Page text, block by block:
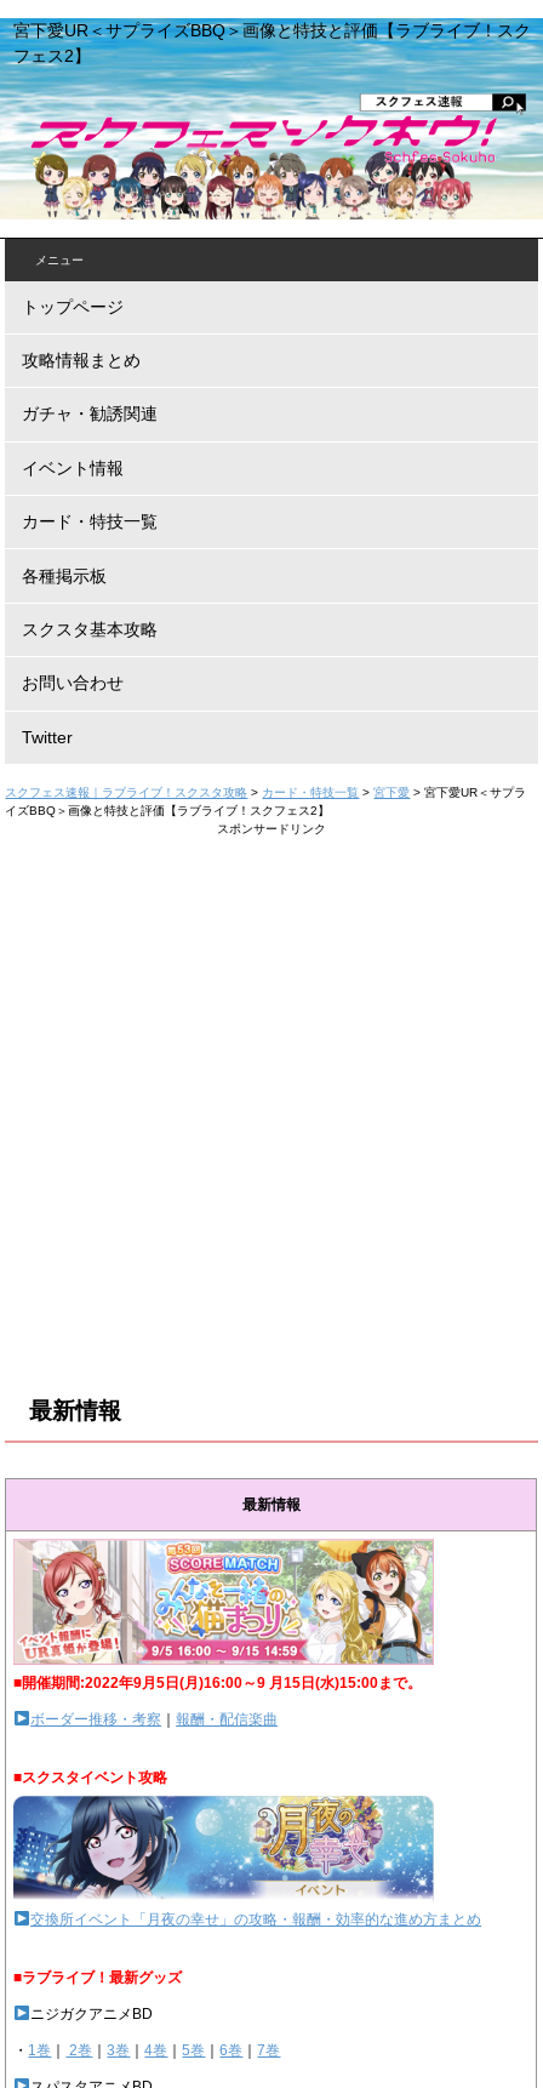
宮下愛UR＜サプライズBBQ＞画像と特技と評価【ラブライブ！スク
フェス2】
メニュー
トップページ
攻略情報まとめ
ガチャ・勧誘関連
イベント情報
カード・特技一覧
各種掲示板
スクスタ基本攻略
お問い合わせ
Twitter
スクフェス速報｜ラブライブ！スクスタ攻略 > カード・特技一覧 >宮下愛 >宮下愛UR＜サプラ
イズBBQ＞画像と特技と評価【ラブライブ！スクフェス2】
スポンサードリンク
最新情報
最新情報
■開催期間:2022年9月5日(月)16:00～9 月15日(水)15:00まで。
ボーダー推移・考察 ｜報酬・配信楽曲
■スクスタイベント攻略
交換所イベント「月夜の幸せ」の攻略・報酬・効率的な進め方まとめ
■ラブライブ！最新グッズ
ニジガクアニメBD
・ 1巻 2巻 ｜3巻 ｜4巻 ｜5巻 ｜6巻 ｜7巻